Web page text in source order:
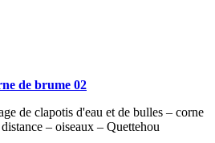
de brume 02
de clapotis d'eau et de bulles – corne
– oiseaux – Quettehou